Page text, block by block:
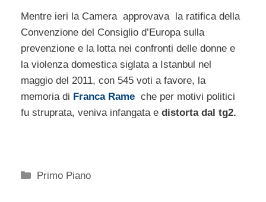
Mentre ieri la Camera approvava la ratifica della
Convenzione del Consiglio d’Europa sulla
prevenzione e la lotta nei confronti delle donne e
la violenza domestica siglata a Istanbul nel
maggio del 2011, con 545 voti a favore, la
memoria di Franca Rame che per motivi politici
fu struprata, veniva infangata e distorta dal tg2.
Categorie
Primo Piano